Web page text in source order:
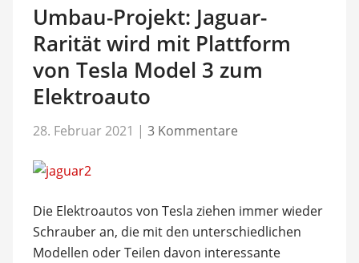
Umbau-Projekt: Jaguar-
Rarität wird mit Plattform
von Tesla Model 3 zum
Elektroauto
28. Februar 2021 | 3 Kommentare
Die Elektroautos von Tesla ziehen immer wieder
Schrauber an, die mit den unterschiedlichen
Modellen oder Teilen davon interessante